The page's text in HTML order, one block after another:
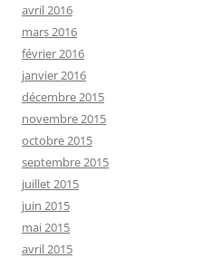
avril 2016
mars 2016
février 2016
janvier 2016
décembre 2015
novembre 2015
octobre 2015
septembre 2015
juillet 2015
juin 2015
mai 2015
avril 2015